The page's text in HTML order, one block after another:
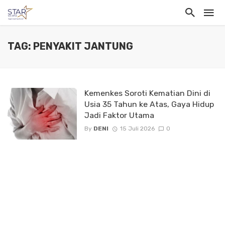
TAG: PENYAKIT JANTUNG
Kemenkes Soroti Kematian Dini di
Usia 35 Tahun ke Atas, Gaya Hidup
Jadi Faktor Utama
By DENI 15 Juli 2026 0